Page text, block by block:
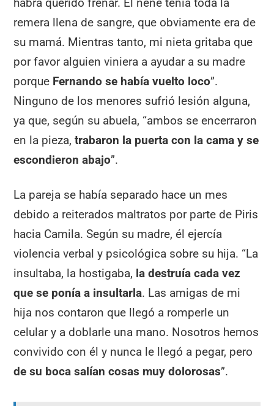
habrá querido frenar. El nene tenía toda la
remera llena de sangre, que obviamente era de
su mamá. Mientras tanto, mi nieta gritaba que
por favor alguien viniera a ayudar a su madre
porque Fernando se había vuelto loco”.
Ninguno de los menores sufrió lesión alguna,
ya que, según su abuela, “ambos se encerraron
en la pieza,trabaron la puerta con la cama y se
escondieron abajo”.
La pareja se había separado hace un mes
debido a reiterados maltratos por parte de Piris
hacia Camila. Según su madre, él ejercía
violencia verbal y psicológica sobre su hija. “La
insultaba, la hostigaba, la destruía cada vez
que se ponía a insultarla. Las amigas de mi
hija nos contaron que llegó a romperle un
celular y a doblarle una mano. Nosotros hemos
convivido con él y nunca le llegó a pegar, pero
de su boca salían cosas muy dolorosas”.